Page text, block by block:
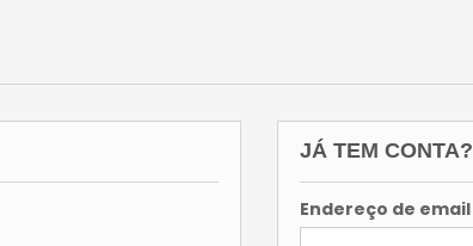
JÁ TEM CONTA?
Endereço de email